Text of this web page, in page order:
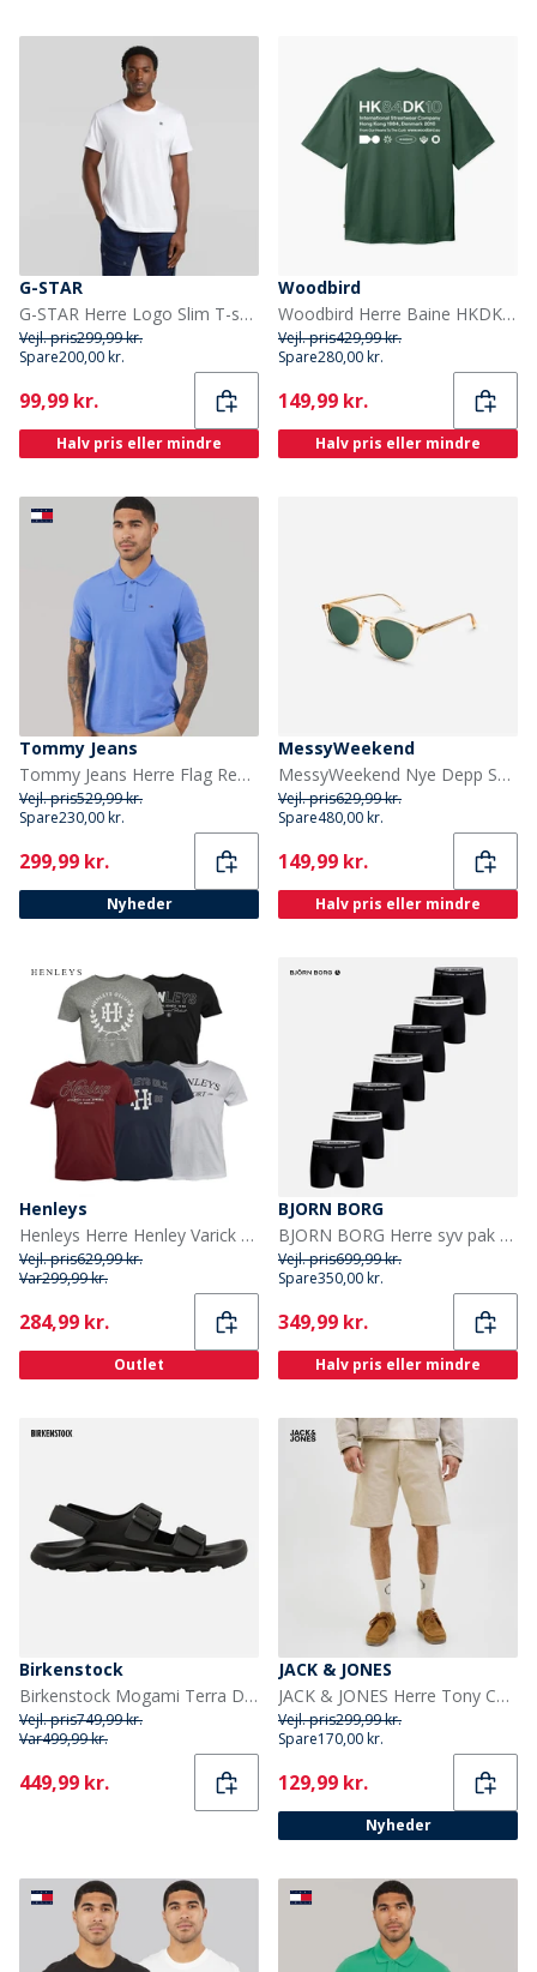
G-STAR
G-STAR Herre Logo Slim T-shirt Hvid
Vejl. pris299,99 kr.
Spare200,00 kr.
Current
99,99 kr.
Halv pris eller mindre
Woodbird
Woodbird Herre Baine HKDK T-Shirt Dark Green
Vejl. pris429,99 kr.
Spare280,00 kr.
Current
149,99 kr.
Halv pris eller mindre
Tommy Jeans
Tommy Jeans Herre Flag Regular Fit Pique Poloshirt Blue Twilight
Vejl. pris529,99 kr.
Spare230,00 kr.
Current
299,99 kr.
Nyheder
MessyWeekend
MessyWeekend Nye Depp Solbriller Champagne
Vejl. pris629,99 kr.
Spare480,00 kr.
Current
149,99 kr.
Halv pris eller mindre
Henleys
Henleys Herre Henley Varick Fem-pak T-shirts Multi
Vejl. pris629,99 kr.
Var299,99 kr.
Current
284,99 kr.
Outlet
BJORN BORG
BJORN BORG Herre syv pak bomuld stretch bokser multipack 2
Vejl. pris699,99 kr.
Spare350,00 kr.
Current
349,99 kr.
Halv pris eller mindre
Birkenstock
Birkenstock Mogami Terra Dobbelt Spænde Sandaler Sort
Vejl. pris749,99 kr.
Var499,99 kr.
Current
449,99 kr.
JACK & JONES
JACK & JONES Herre Tony Carpenter Shorts Fields Of Rye
Vejl. pris299,99 kr.
Spare170,00 kr.
Current
129,99 kr.
Nyheder